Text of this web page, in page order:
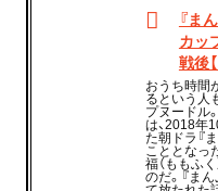
『ま
カッ
戦後
おうち時間
るという人
プヌードル
は、2018年
た朝ドラ『
こととなっ
福（ももふ
のだ。『ま